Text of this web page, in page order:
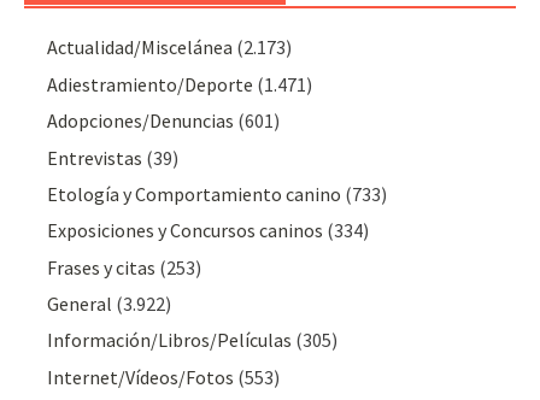
Actualidad/Miscelánea (2.173)
Adiestramiento/Deporte (1.471)
Adopciones/Denuncias (601)
Entrevistas (39)
Etología y Comportamiento canino (733)
Exposiciones y Concursos caninos (334)
Frases y citas (253)
General (3.922)
Información/Libros/Películas (305)
Internet/Vídeos/Fotos (553)